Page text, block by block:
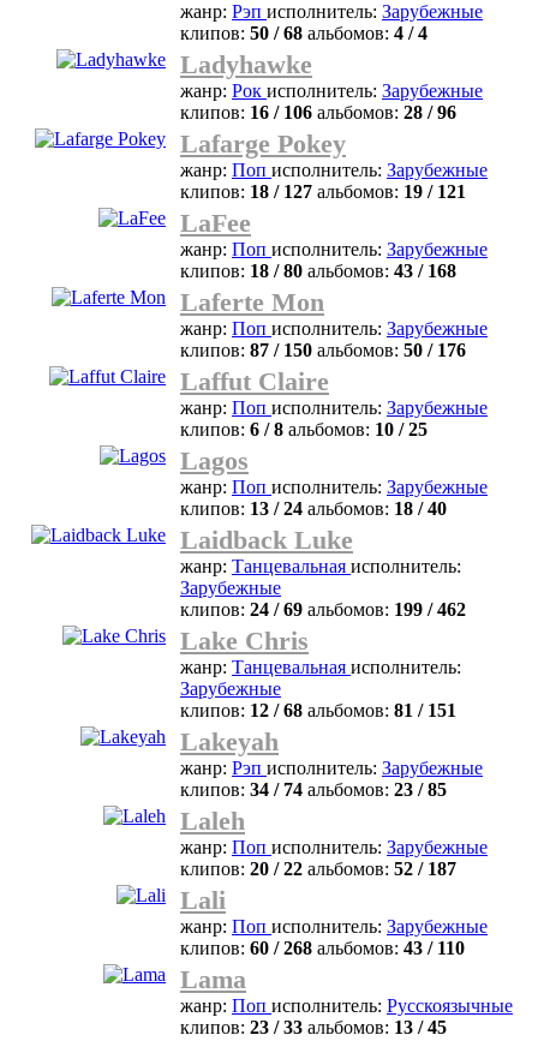
жанр: Рэп исполнитель: Зарубежные
клипов: 50 / 68 альбомов: 4 / 4
Ladyhawke
жанр: Рок исполнитель: Зарубежные
клипов: 16 / 106 альбомов: 28 / 96
Lafarge Pokey
жанр: Поп исполнитель: Зарубежные
клипов: 18 / 127 альбомов: 19 / 121
LaFee
жанр: Поп исполнитель: Зарубежные
клипов: 18 / 80 альбомов: 43 / 168
Laferte Mon
жанр: Поп исполнитель: Зарубежные
клипов: 87 / 150 альбомов: 50 / 176
Laffut Claire
жанр: Поп исполнитель: Зарубежные
клипов: 6 / 8 альбомов: 10 / 25
Lagos
жанр: Поп исполнитель: Зарубежные
клипов: 13 / 24 альбомов: 18 / 40
Laidback Luke
жанр: Танцевальная исполнитель:
Зарубежные
клипов: 24 / 69 альбомов: 199 / 462
Lake Chris
жанр: Танцевальная исполнитель:
Зарубежные
клипов: 12 / 68 альбомов: 81 / 151
Lakeyah
жанр: Рэп исполнитель: Зарубежные
клипов: 34 / 74 альбомов: 23 / 85
Laleh
жанр: Поп исполнитель: Зарубежные
клипов: 20 / 22 альбомов: 52 / 187
Lali
жанр: Поп исполнитель: Зарубежные
клипов: 60 / 268 альбомов: 43 / 110
Lama
жанр: Поп исполнитель: Русскоязычные
клипов: 23 / 33 альбомов: 13 / 45